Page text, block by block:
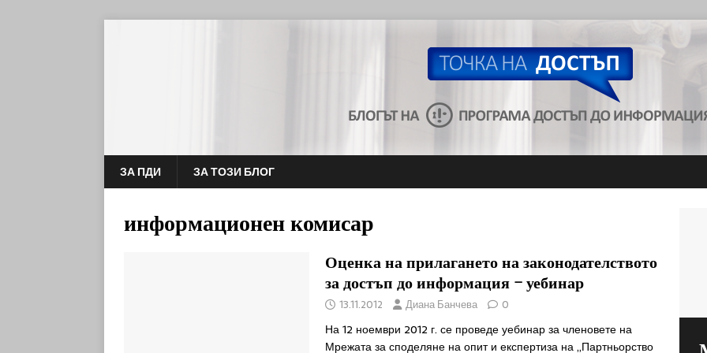
ЗА ПДИ ЗА ТОЗИ БЛОГ
информационен комисар
Оценка на прилагането на законодателството
за достъп до информация – уебинар
13.11.2012 Диана Банчева 0
На 12 ноември 2012 г. се проведе уебинар за членовете на
Мрежата за споделяне на опит и експертиза на „Партньорство